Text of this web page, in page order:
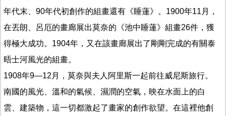
年代末、90年代初創作的組畫還有《睡蓮》。1900年11月，
在丟朗、呂厄的畫廊展出莫奈的《池中睡蓮》組畫26件，獲
得極大成功。1904年，又在該畫廊展出了剛剛完成的有關泰
晤士河風光的組畫。
1908年9—12月，莫奈與夫人阿里斯一起前往威尼斯旅行。
南國的風光、溫和的氣候、濕潤的空氣，映在水面上的白
雲、建築物，這一切都激起了畫家的創作欲望。在這裡他創